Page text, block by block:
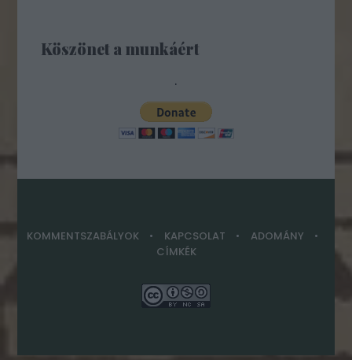
Köszönet a munkáért
.
KOMMENTSZABÁLYOK KAPCSOLAT
ADOMÁNY
CÍMKÉK